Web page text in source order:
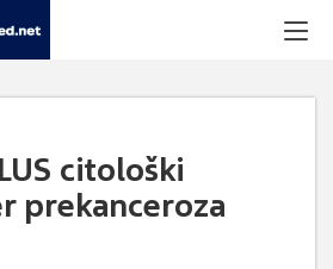
citološki
prekanceroza